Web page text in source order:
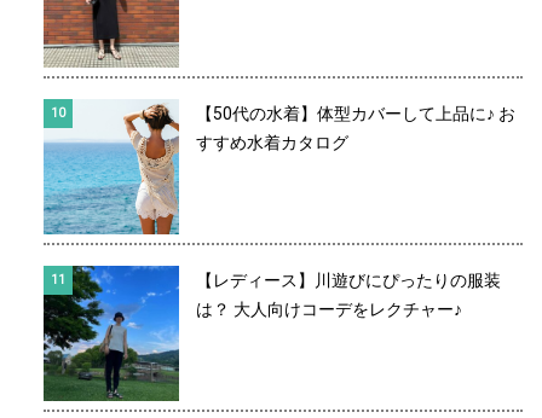
【50代の水着】体型カバーして上品に♪ お
すすめ水着カタログ
【レディース】川遊びにぴったりの服装
は？ 大人向けコーデをレクチャー♪